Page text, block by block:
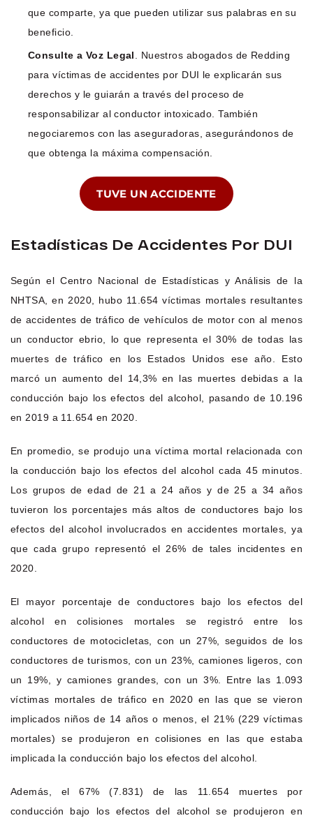
que comparte, ya que pueden utilizar sus palabras en su
beneficio.
Consulte a Voz Legal. Nuestros abogados de Redding
para víctimas de accidentes por DUI le explicarán sus
derechos y le guiarán a través del proceso de
responsabilizar al conductor intoxicado. También
negociaremos con las aseguradoras, asegurándonos de
que obtenga la máxima compensación.
TUVE UN ACCIDENTE
Estadísticas De Accidentes Por DUI
Según el Centro Nacional de Estadísticas y Análisis de la
NHTSA, en 2020, hubo 11.654 víctimas mortales resultantes
de accidentes de tráfico de vehículos de motor con al menos
un conductor ebrio, lo que representa el 30% de todas las
muertes de tráfico en los Estados Unidos ese año. Esto
marcó un aumento del 14,3% en las muertes debidas a la
conducción bajo los efectos del alcohol, pasando de 10.196
en 2019 a 11.654 en 2020.
En promedio, se produjo una víctima mortal relacionada con
la conducción bajo los efectos del alcohol cada 45 minutos.
Los grupos de edad de 21 a 24 años y de 25 a 34 años
tuvieron los porcentajes más altos de conductores bajo los
efectos del alcohol involucrados en accidentes mortales, ya
que cada grupo representó el 26% de tales incidentes en
2020.
El mayor porcentaje de conductores bajo los efectos del
alcohol en colisiones mortales se registró entre los
conductores de motocicletas, con un 27%, seguidos de los
conductores de turismos, con un 23%, camiones ligeros, con
un 19%, y camiones grandes, con un 3%. Entre las 1.093
víctimas mortales de tráfico en 2020 en las que se vieron
implicados niños de 14 años o menos, el 21% (229 víctimas
mortales) se produjeron en colisiones en las que estaba
implicada la conducción bajo los efectos del alcohol.
Además, el 67% (7.831) de las 11.654 muertes por
conducción bajo los efectos del alcohol se produjeron en